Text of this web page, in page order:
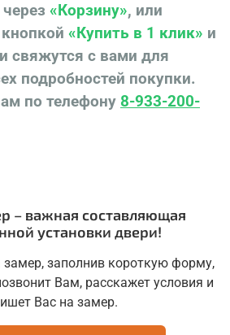
«Корзину», или
«Купить в 1 клик» и
свяжутся с вами для
подробностей покупки.
по телефону 8-933-200-
– важная составляющая
установки двери!
замер, заполнив короткую форму,
Вам, расскажет условия и
Вас на замер.